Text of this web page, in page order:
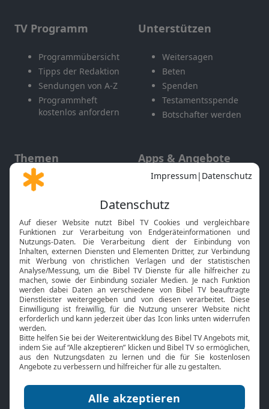
TV Programm
Programmübersicht
Tipps der Redaktion
Sendungen von A-Z
Programmheft
kostenlos anfordern
Unterstützen
Weitersagen
Beten
Spenden
Testamentsspende
Botschafter werden
Themen
Gott und Bibel erklärt
Neuigkeiten
Apps & Angebote
Mobile App
Smart TV
HbbTV
Bibelthek Online-Bibel
Nächster Gottesdienst
Bibel TV
Über uns
Jobs
Mediadaten
Service
Kontakt
TV-Empfang